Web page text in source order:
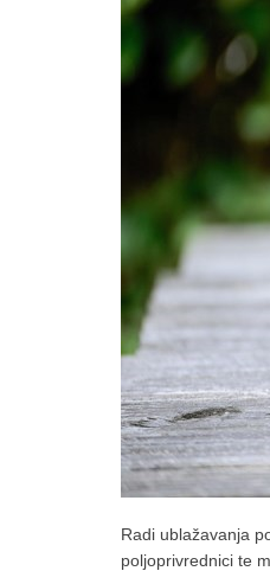
Radi ublažavanja
poljoprivrednici te